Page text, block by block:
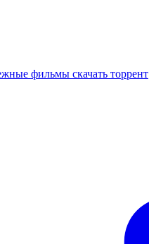
фильмы скачать торрент